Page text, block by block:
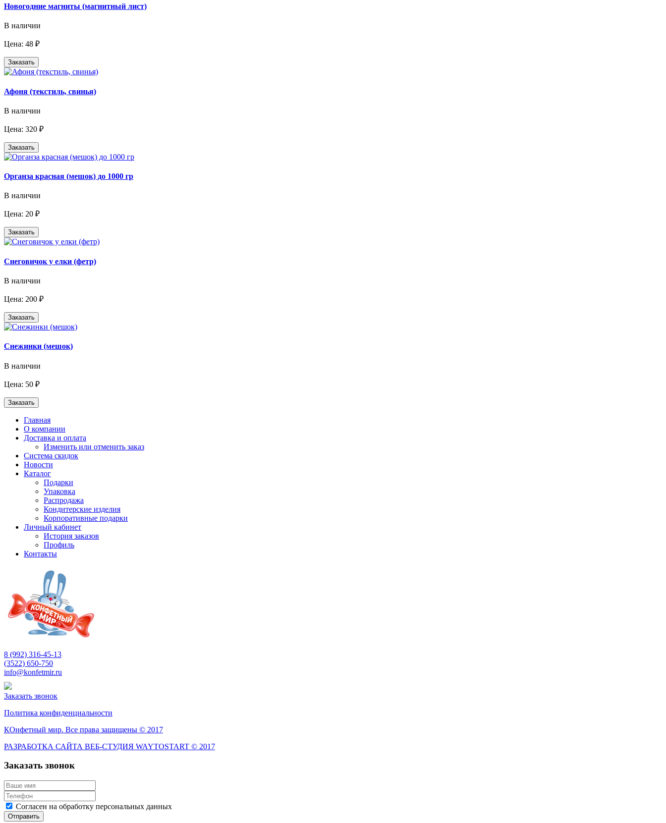
Новогодние магниты (магнитный лист)
В наличии
Цена: 48 ₽
Заказать
Афоня (текстиль, свинья)
В наличии
Цена: 320 ₽
Заказать
Органза красная (мешок) до 1000 гр
В наличии
Цена: 20 ₽
Заказать
Снеговичок у елки (фетр)
В наличии
Цена: 200 ₽
Заказать
Снежинки (мешок)
В наличии
Цена: 50 ₽
Заказать
Главная
О компании
Доставка и оплата
Изменить или отменить заказ
Система скидок
Новости
Каталог
Подарки
Упаковка
Распродажа
Кондитерские изделия
Корпоративные подарки
Личный кабинет
История заказов
Профиль
Контакты
8 (992) 316-45-13
(3522) 650-750
info@konfetmir.ru
Заказать звонок
Политика конфиденциальности
КОнфетный мир. Все права защищены © 2017
РАЗРАБОТКА САЙТА ВЕБ-СТУДИЯ WAYTOSTART © 2017
Заказать звонок
Согласен на обработку персональных данных